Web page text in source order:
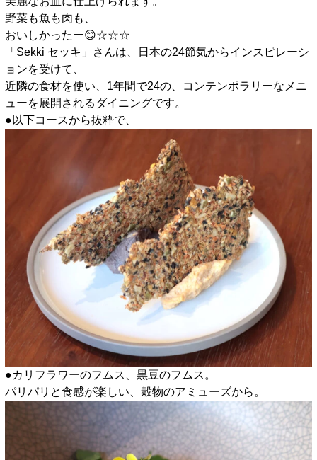
野菜も魚も肉も、
おいしかったー😊☆☆☆
「Sekki セッキ」さんは、日本の24節気からインスピレーシ
ョンを受けて、
近隣の食材を使い、1年間で24の、コンテンポラリーなメニ
ューを展開されるダイニングです。
●以下コースから抜粋で、
●カリフラワーのフムス、黒豆のフムス。
パリパリと食感が楽しい、穀物のアミューズから。